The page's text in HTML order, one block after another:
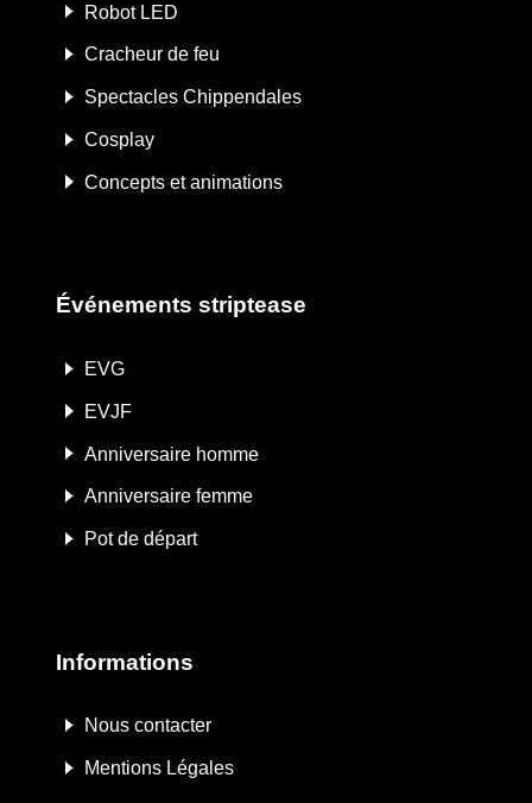
Robot LED
Cracheur de feu
Spectacles Chippendales
Cosplay
Concepts et animations
Événements striptease
EVG
EVJF
Anniversaire homme
Anniversaire femme
Pot de départ
Informations
Nous contacter
Mentions Légales